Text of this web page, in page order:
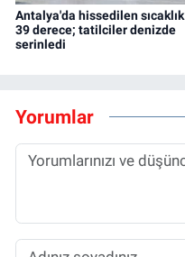
Antalya'da hissedilen sıcaklık
39 derece; tatilciler denizde
serinledi
Yorumlar